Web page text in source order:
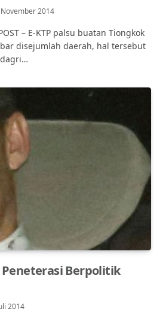
2014
– E-KTP palsu buatan Tiongkok
disejumlah daerah, hal tersebut
Berpolitik
2014